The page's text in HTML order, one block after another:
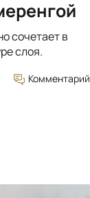
сочетает в
слоя.
Комментарий